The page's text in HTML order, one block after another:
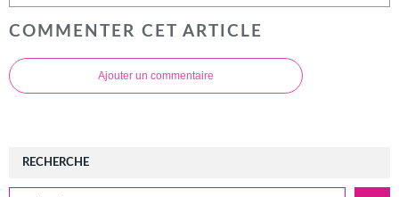
COMMENTER CET ARTICLE
Ajouter un commentaire
RECHERCHE